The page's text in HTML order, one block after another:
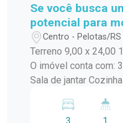
Se você busca
potencial para
é a opção ideal
Centro - Pelotas/RS
Terreno 9,00 x 24,00
O imóvel conta com:
Sala de jantar
deseja reformar e